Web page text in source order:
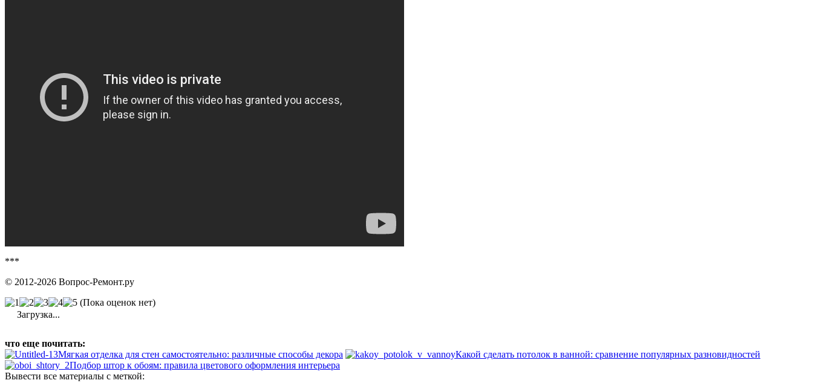
***
© 2012-2026 Вопрос-Ремонт.ру
(Пока оценок нет)
Загрузка...
что еще почитать:
Мягкая отделка для стен самостоятельно: различные способы декора
Какой сделать потолок в ванной: сравнение популярных разновидностей
Подбор штор к обоям: правила цветового оформления интерьера
Вывести все материалы с меткой: